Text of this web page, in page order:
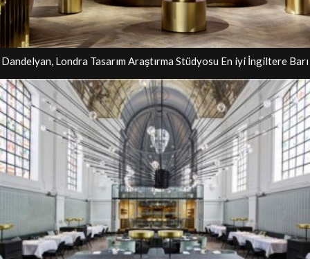
Dandelyan, Londra Tasarım Araştırma Stüdyosu En iyi İngiltere Barı